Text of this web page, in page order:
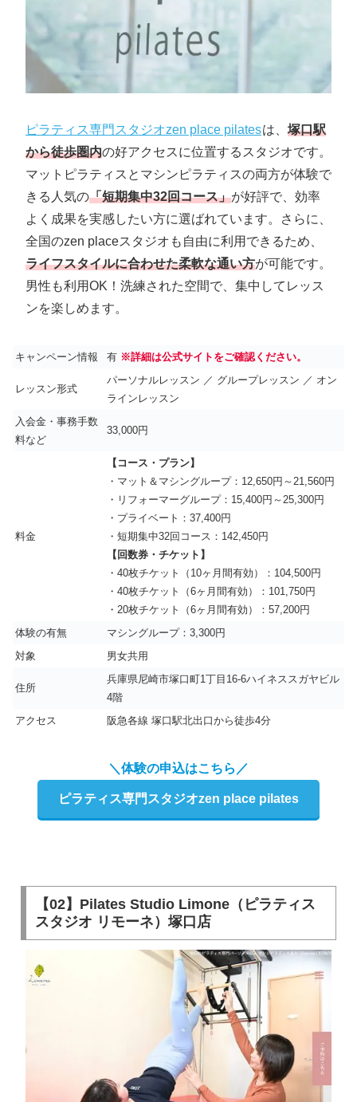
ピラティス専門スタジオzen place pilatesは、 塚口駅
から徒歩圏内の好アクセスに位置するスタジオです。
マットピラティスとマシンピラティスの両方が体験で
きる人気の「短期集中32回コース」が好評で、効率
よく成果を実感したい方に選ばれています。さらに、
全国のzen placeスタジオも自由に利用できるため、
ライフスタイルに合わせた柔軟な通い方が可能です。
男性も利用OK！洗練された空間で、集中してレッス
ンを楽しめます。
キャンペーン情報 有 ※詳細は公式サイトをご確認ください。
レッスン形式
パーソナルレッスン ／ グループレッスン ／ オン
ラインレッスン
入会金・事務手数
料など
33,000円
料金
【コース・プラン】
・マット＆マシングループ：12,650円～21,560円
・リフォーマーグループ：15,400円～25,300円
・プライベート：37,400円
・短期集中32回コース：142,450円
【回数券・チケット】
・40枚チケット（10ヶ月間有効）：104,500円
・40枚チケット（6ヶ月間有効）：101,750円
・20枚チケット（6ヶ月間有効）：57,200円
体験の有無
マシングループ：3,300円
対象
男女共用
住所
兵庫県尼崎市塚口町1丁目16-6ハイネススガヤビル
4階
アクセス
阪急各線 塚口駅北出口から徒歩4分
＼体験の申込はこちら／
ピラティス専門スタジオzen place pilates
【02】Pilates Studio Limone（ピラティス
スタジオ リモーネ）塚口店